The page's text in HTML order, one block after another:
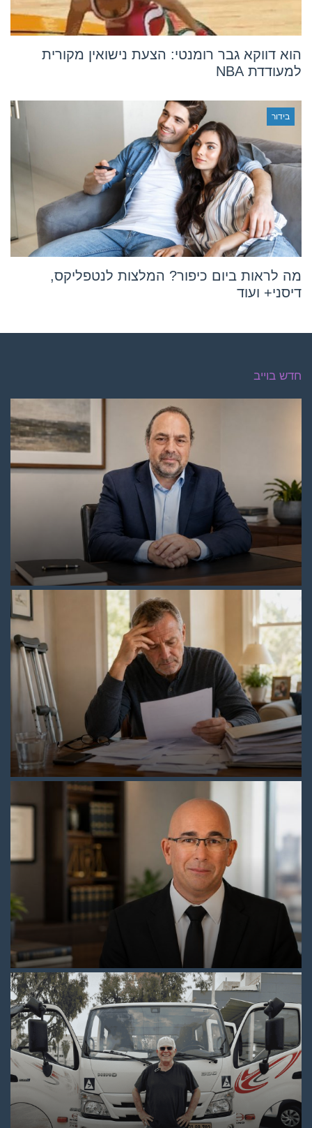
הוא דווקא גבר רומנטי: הצעת נישואין מקורית
למעודדת NBA
בידור
מה לראות ביום כיפור? המלצות לנטפליקס,
דיסני+ ועוד
חדש בוייב